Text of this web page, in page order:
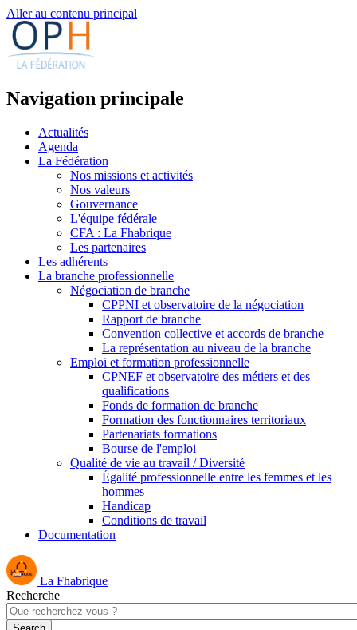
Aller au contenu principal
Navigation principale
Actualités
Agenda
La Fédération
Nos missions et activités
Nos valeurs
Gouvernance
L'équipe fédérale
CFA : La Fhabrique
Les partenaires
Les adhérents
La branche professionnelle
Négociation de branche
CPPNI et observatoire de la négociation
Rapport de branche
Convention collective et accords de branche
La représentation au niveau de la branche
Emploi et formation professionnelle
CPNEF et observatoire des métiers et des
qualifications
Fonds de formation de branche
Formation des fonctionnaires territoriaux
Partenariats formations
Bourse de l'emploi
Qualité de vie au travail / Diversité
Égalité professionnelle entre les femmes et les
hommes
Handicap
Conditions de travail
Documentation
La Fhabrique
Recherche